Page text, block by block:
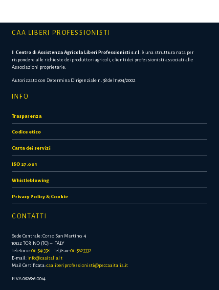
CAA LIBERI PROFESSIONISTI
Centro di Assistenza Agricola Liberi Professionisti s.r.l. è una struttura nata per
rispondere alle richieste dei produttori agricoli, clienti dei professionisti associati alle
Associazioni proprietarie.
Autorizzato con Determina Dirigenziale n. 38 del 11/04/2002
INFO
Trasparenza
Codice etico
Carta dei servizi
ISO 27.001
Whistleblowing
Privacy Policy & Cookie
CONTATTI
Sede Centrale: Corso San Martino, 4
10122 TORINO (TO) – ITALY
Telefono:011.541338– Tel/Fax:011.5623332
E-mail: info@caaitalia.it
Mail Certificata:caaliberiprofessionisti@peccaaitalia.it
P.IVA 08268610014